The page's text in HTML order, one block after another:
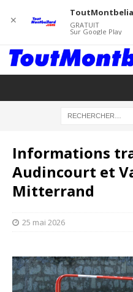
Informations
Audincourt et
Mitterrand
25 mai 2026
✕ GRATUIT
Sur Google Play